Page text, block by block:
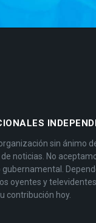
sin ánimo
noticias. No
oyentes y
contribución hoy.